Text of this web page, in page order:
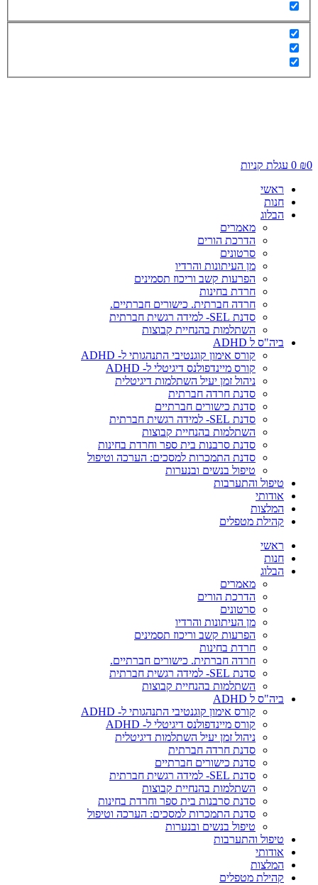
₪0
0 עגלת קניות
ראשי
חנות
הבלוג
מאמרים
הדרכת הורים
סרטונים
מן העיתונות והרדיו
הפרעות קשב וריכוז תסמינים
חרדת בחינות
חרדה חברתית. כישורים חברתיים.
סדנת SEL- למידה רגשית חברתית
השתלמות בהנחיית קבוצות
ביה"ס ל ADHD
קורס אימון קוגנטיבי התנהגותי ל- ADHD
קורס מיינדפולנס דיגיטלי ל- ADHD
ניהול זמן יעיל השתלמות דיגיטלית
סדנת חרדה חברתית
סדנת כישורים חברתיים
סדנת SEL- למידה רגשית חברתית
השתלמות בהנחיית קבוצות
סדנת סרבנות בית ספר וחרדת בחינות
סדנת התמכרות למסכים: הערכה וטיפול
טיפול בנשים ובנערות
טיפול והתערבות
אודותי
המלצות
קהילת מטפלים
ראשי
חנות
הבלוג
מאמרים
הדרכת הורים
סרטונים
מן העיתונות והרדיו
הפרעות קשב וריכוז תסמינים
חרדת בחינות
חרדה חברתית. כישורים חברתיים.
סדנת SEL- למידה רגשית חברתית
השתלמות בהנחיית קבוצות
ביה"ס ל ADHD
קורס אימון קוגנטיבי התנהגותי ל- ADHD
קורס מיינדפולנס דיגיטלי ל- ADHD
ניהול זמן יעיל השתלמות דיגיטלית
סדנת חרדה חברתית
סדנת כישורים חברתיים
סדנת SEL- למידה רגשית חברתית
השתלמות בהנחיית קבוצות
סדנת סרבנות בית ספר וחרדת בחינות
סדנת התמכרות למסכים: הערכה וטיפול
טיפול בנשים ובנערות
טיפול והתערבות
אודותי
המלצות
קהילת מטפלים